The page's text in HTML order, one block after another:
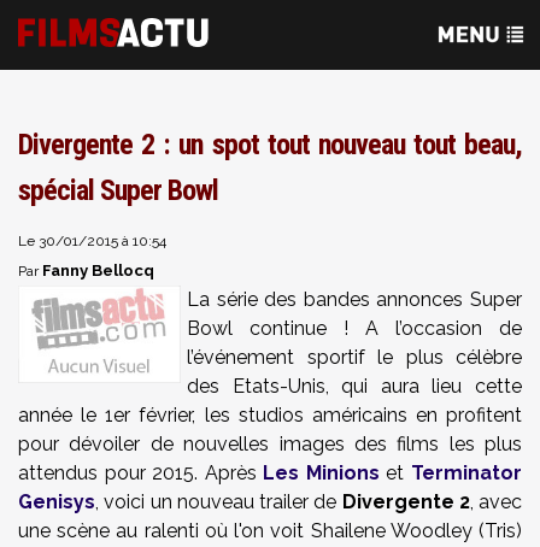
Divergente 2 : un spot tout nouveau tout beau,
spécial Super Bowl
Le 30/01/2015 à 10:54
Par Fanny Bellocq
La série des bandes annonces Super
Bowl continue ! A l’occasion de
l’événement sportif le plus célèbre
des Etats-Unis, qui aura lieu cette
année le 1er février, les studios américains en profitent
pour dévoiler de nouvelles images des films les plus
attendus pour 2015. Après Les Minions et Terminator
Genisys, voici un nouveau trailer de Divergente 2, avec
une scène au ralenti où l'on voit Shailene Woodley (Tris)